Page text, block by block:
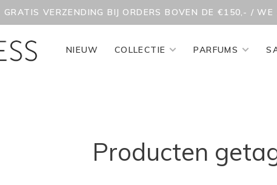
GRATIS VERZENDING BIJ ORDERS BOVEN DE €150,- /
NIEUW COLLECTIE PARFUMS
Producten